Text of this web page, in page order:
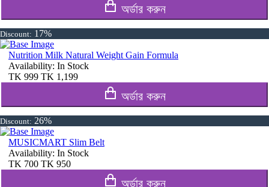
অর্ডার করুন
Discount: 17%
Nutrition Milk Natural Weight Gain Formula
Availability: In Stock
TK 999 TK 1,199
অর্ডার করুন
Discount: 26%
MUSICMART Slim Belt
Availability: In Stock
TK 700 TK 950
অর্ডার করুন